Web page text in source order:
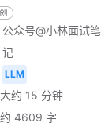
公众号@小林面试笔
记
LLM
大约 15 分钟
约 4609 字